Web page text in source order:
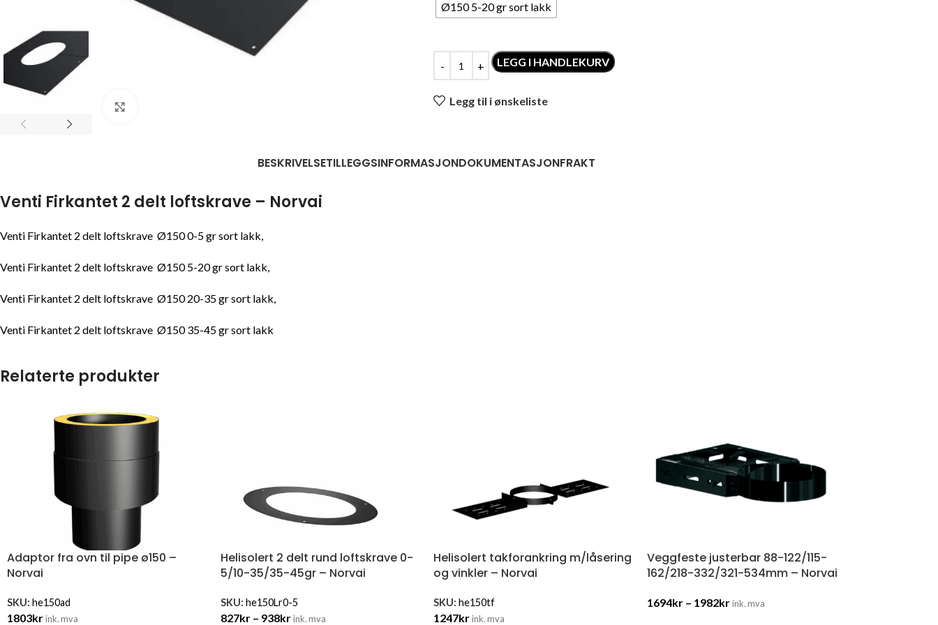
Ø150 5-20 gr sort lakk
LEGG I HANDLEKURV
Legg til i ønskeliste
BESKRIVELSETILLEGGSINFORMASJONDOKUMENTASJONFRAKT
Venti Firkantet 2 delt loftskrave – Norvai
Venti Firkantet 2 delt loftskrave Ø150 0-5 gr sort lakk,
Venti Firkantet 2 delt loftskrave Ø150 5-20 gr sort lakk,
Venti Firkantet 2 delt loftskrave Ø150 20-35 gr sort lakk,
Venti Firkantet 2 delt loftskrave Ø150 35-45 gr sort lakk
Relaterte produkter
Adaptor fra ovn til pipe ø150 –
Norvai
SKU: he150ad
1803krink. mva
Helisolert 2 delt rund loftskrave 0-
5/10-35/35-45gr – Norvai
SKU: he150Lr0-5
827kr – 938kr ink. mva
Helisolert takforankring m/låsering
og vinkler – Norvai
SKU: he150tf
1247krink. mva
Veggfeste justerbar 88-122/115-
162/218-332/321-534mm – Norvai
1694kr – 1982kr ink. mva